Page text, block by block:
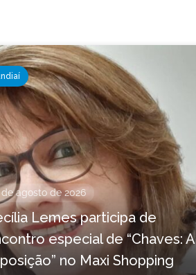
agosto de 2026
Lemes participa de
especial de “Chaves: A
no Maxi Shopping